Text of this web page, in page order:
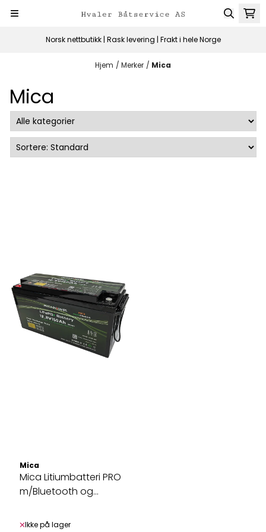
Hopp til innhold
Norsk nettbutikk | Rask levering | Frakt i hele Norge
Hjem / Merker / Mica
Mica
Mica
Mica Litiumbatteri PRO
m/Bluetooth og
Ikke på lager